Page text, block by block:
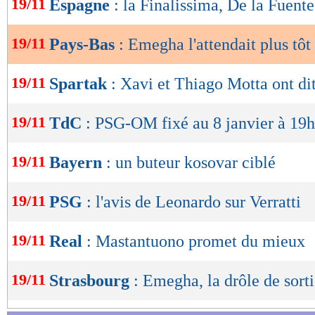
de
OK
19/11 Espagne : la Finalissima, De la
19/11 Pays-Bas : Emegha l'attendait plus tôt
19/11 Spartak : Xavi et Thiago Motta ont
19/11 TdC : PSG-OM fixé au 8 janvier à 19h
19/11 Bayern : un buteur kosovar ciblé
19/11 PSG : l'avis de Leonardo sur Verratti
19/11 Real : Mastantuono promet du mieux
19/11 Strasbourg : Emegha, la drôle de